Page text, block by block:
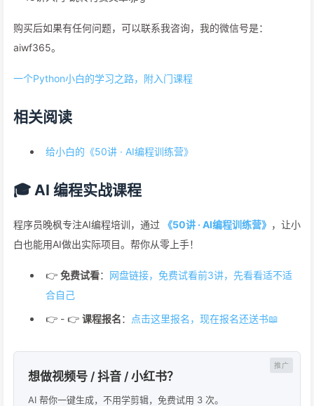
购买后如果有任何问题，可以联系我咨询，我的微信号是：
aiwf365。
一个Python小白的学习之路，附入门课程
相关阅读
给小白的《50讲 · AI编程训练营》
🎓 AI 编程实战课程
程序员晚枫专注AI编程培训，通过 《50讲 · AI编程训练营》 ，让小
白也能用AI做出实际项目。帮你从零上手！
👉 免费试看： 网盘链接，免费试看前3讲，先看看适不适
合自己
👉 - 👉 课程报名： 点击这里报名，现在报名还送书📖
想做视频号 / 抖音 / 小红书？
AI 帮你一键生成，不用学剪辑，免费试用 3 次。